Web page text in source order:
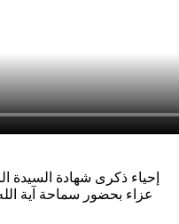
إحياء ذكرى شهادة السيدة
عزاء بحضور سماحة آية